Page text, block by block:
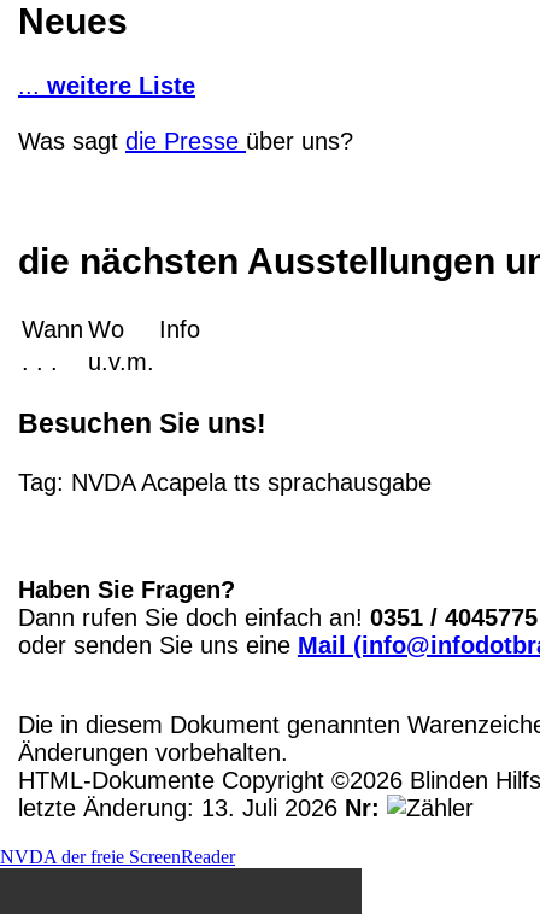
Neues
... weitere Liste
Was sagt die Presse über uns?
die nächsten Ausstellungen
Wann Wo
Info
. . .
u.v.m.
Besuchen Sie uns!
Tag: NVDAAcapela tts sprachausgabe
Haben Sie Fragen?
Dann rufen Sie doch einfach an! 0351 / 4045775
oder senden Sie uns eine Mail
Die in diesem Dokument genannten
Änderungen vorbehalten.
HTML-Dokumente Copyright ©2026 Blinden
letzte Änderung: 13. Juli 2026 Nr:
NVDA der freie ScreenReader